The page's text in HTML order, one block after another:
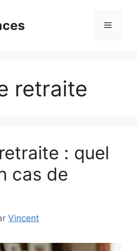
Menu
retraite
: quel
cas de
Vincent